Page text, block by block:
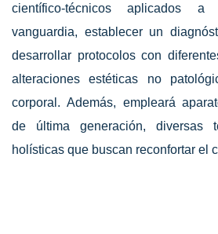
científico-técnicos aplicados
vanguardia, establecer un
desarrollar protocolos con
alteraciones estéticas no
corporal. Además, empleará
de última generación, diversas
holísticas que buscan reconfortar el